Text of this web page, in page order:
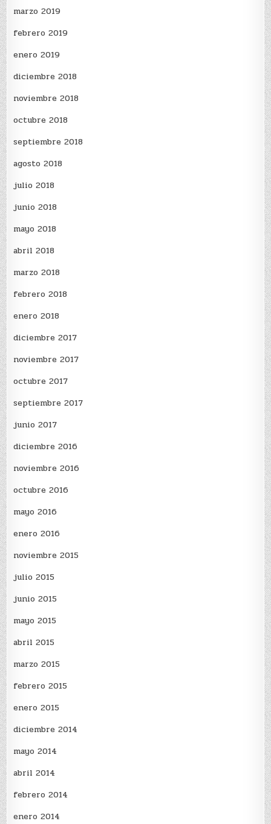
marzo 2019
febrero 2019
enero 2019
diciembre 2018
noviembre 2018
octubre 2018
septiembre 2018
agosto 2018
julio 2018
junio 2018
mayo 2018
abril 2018
marzo 2018
febrero 2018
enero 2018
diciembre 2017
noviembre 2017
octubre 2017
septiembre 2017
junio 2017
diciembre 2016
noviembre 2016
octubre 2016
mayo 2016
enero 2016
noviembre 2015
julio 2015
junio 2015
mayo 2015
abril 2015
marzo 2015
febrero 2015
enero 2015
diciembre 2014
mayo 2014
abril 2014
febrero 2014
enero 2014